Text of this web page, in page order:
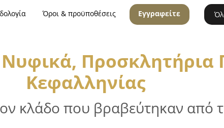
Όροι & προϋποθέσεις Εγγραφείτε
Προσκλητήρια
Κεφαλληνίας
κλάδο που βραβεύτηκαν από